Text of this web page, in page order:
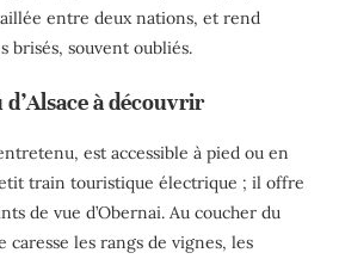
entre deux nations, et rend
brisés, souvent oubliés.
à découvrir
est accessible à pied ou en
train touristique électrique ; il offre
de vue d’Obernai. Au coucher du
les rangs de vignes, les